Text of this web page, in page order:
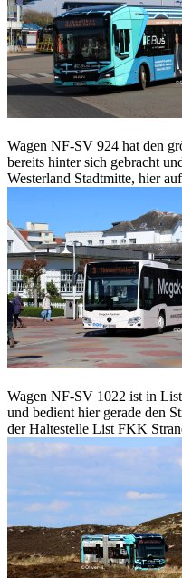
Wagen NF-SV 924 hat den
bereits hinter sich gebracht
Westerland Stadtmitte, hier
Wagen NF-SV 1022 ist in
und bedient hier gerade den
der Haltestelle List FKK